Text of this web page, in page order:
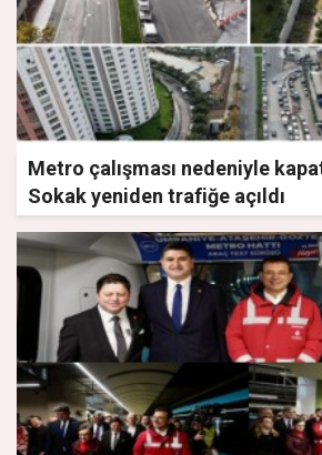
Metro çalışması nedeniyle
Sokak yeniden trafiğe açıldı